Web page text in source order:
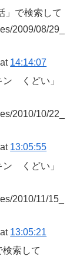
」で検索して
2009/08/29_
14:14:07
ン くどい」
2010/10/22_
13:05:55
ン くどい」
2010/11/15_
13:05:21
索して